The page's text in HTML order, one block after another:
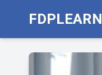
FDPLEARN